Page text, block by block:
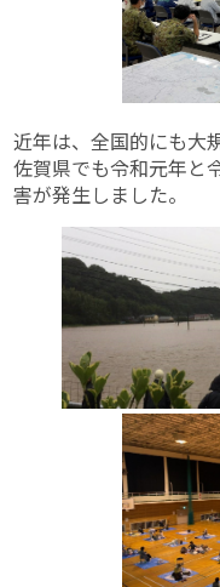
近年は、全国的にも大
佐賀県でも令和元年と
害が発生しました。